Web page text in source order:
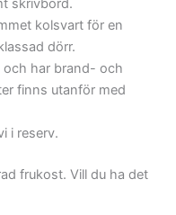
skrivbord.
kolsvart för en
dörr.
och har brand- och
finns utanför med
i reserv.
frukost. Vill du ha det